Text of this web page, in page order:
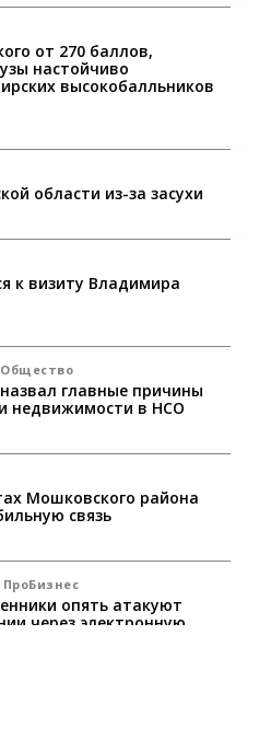
от 270 баллов,
настойчиво
высокобалльников
области из-за засухи
к визиту Владимира
Общество
главные причины
недвижимости в НСО
Мошковского района
связь
ПроБизнес
опять атакуют
через электронную